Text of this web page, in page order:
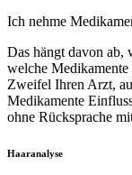
Ich nehme
Das hängt davon ab,
welche
Zweifel Ihren Arzt,
Medikamente
ohne Rücksprache
Haaranalyse